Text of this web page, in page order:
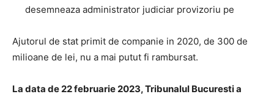
desemneaza administrator judiciar provizoriu pe
Ajutorul de stat primit de companie in 2020, de 300 de
milioane de lei, nu a mai putut fi rambursat.
La data de 22 februarie 2023, Tribunalul Bucuresti a